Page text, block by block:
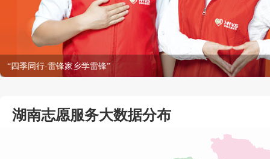
“四季同行·雷锋家乡学雷锋”
湖南志愿服务大数据分布